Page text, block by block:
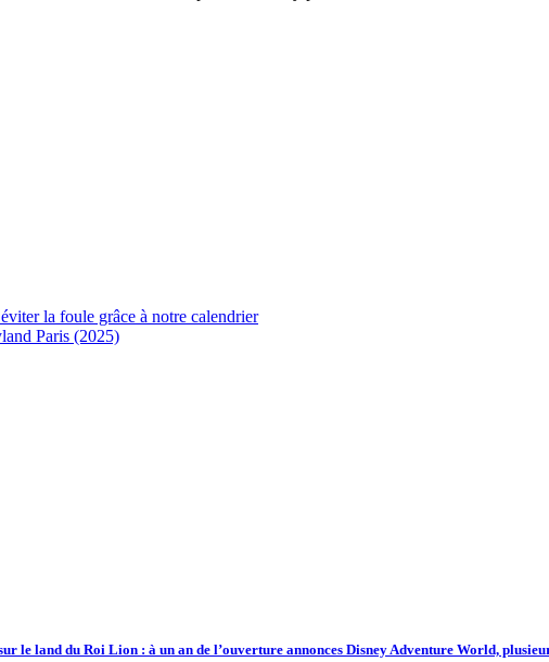
la foule grâce à notre calendrier
Paris (2025)
le land du Roi Lion : à un an de l’ouverture annonces Disney Adventure World,